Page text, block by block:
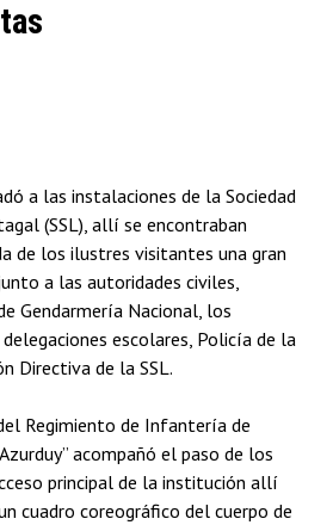
a las instalaciones de la Sociedad
(SSL), allí se encontraban
de los ilustres visitantes una gran
a las autoridades civiles,
Gendarmería Nacional, los
delegaciones escolares, Policía de la
Directiva de la SSL.
Regimiento de Infantería de
acompañó el paso de los
principal de la institución allí
cuadro coreográfico del cuerpo de